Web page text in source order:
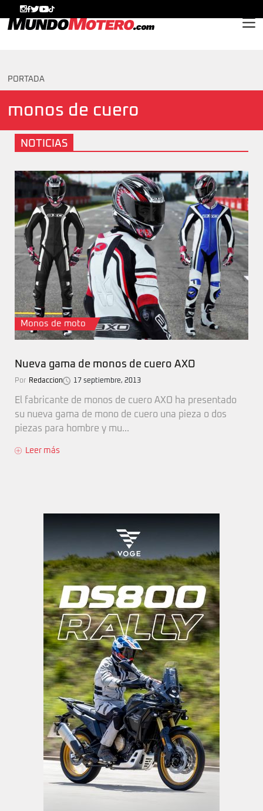
PORTADA
monos de cuero
NOTICIAS
Monos de moto
Nueva gama de monos de cuero AXO
Por Redaccion 17 septiembre, 2013
El fabricante de monos de cuero AXO ha presentado
su nueva gama de mono de cuero una pieza o dos
piezas para hombre y mu...
Leer más